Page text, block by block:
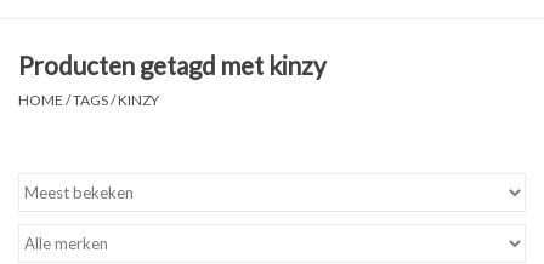
Producten getagd met kinzy
HOME /TAGS/KINZY